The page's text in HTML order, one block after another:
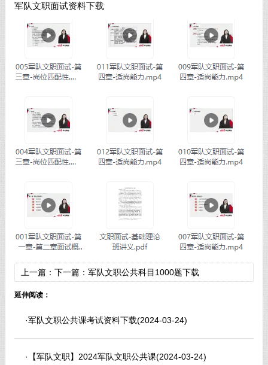
军队文职面试资料下载
上一篇： 下一篇： 军队文职公共科目1000题下载
延伸阅读：
·军队文职公共课考试资料下载(2024-03-24)
· 【军队文职】2024军队文职公共课(2024-03-24)